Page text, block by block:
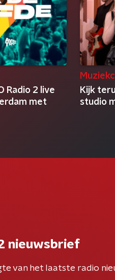
Radio 2 live
met
Kijk
studio
nieuwsbrief
van het laatste radio